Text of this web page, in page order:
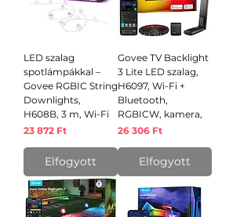
LED szalag
spotlámpákkal –
Govee RGBIC String
Downlights,
H608B, 3 m, Wi-Fi
Ár
23 872 Ft
Elfogyott
Govee TV Backlight
3 Lite LED szalag,
H6097, Wi-Fi +
Bluetooth,
RGBICW, kamera,
Ár
26 306 Ft
Elfogyott